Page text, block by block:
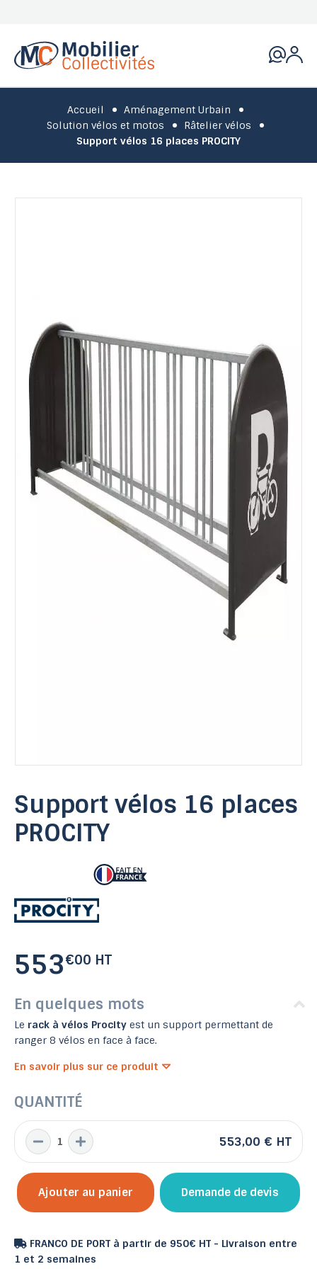
Accueil
Aménagement Urbain
Solution vélos et motos
Râtelier vélos
Support vélos 16 places PROCITY
Support vélos 16 places
PROCITY
553€00 HT
En quelques mots
Le rack à vélos Procity est un support permettant de
ranger 8 vélos en face à face.
En savoir plus sur ce produit
QUANTITÉ
553,00 € HT
Ajouter au panier Demande de devis
FRANCO DE PORT à partir de 950€ HT - Livraison entre
1 et 2 semaines